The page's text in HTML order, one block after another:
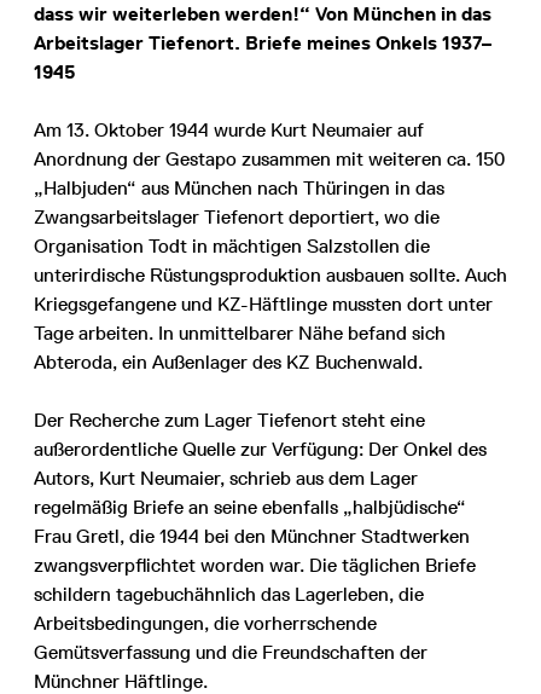
dass wir weiterleben werden!“ Von München in das
Arbeitslager Tiefenort. Briefe meines Onkels 1937–
1945
Am 13. Oktober 1944 wurde Kurt Neumaier auf
Anordnung der Gestapo zusammen mit weiteren ca. 150
„Halbjuden“ aus München nach Thüringen in das
Zwangsarbeitslager Tiefenort deportiert, wo die
Organisation Todt in mächtigen Salzstollen die
unterirdische Rüstungsproduktion ausbauen sollte. Auch
Kriegsgefangene und KZ-Häftlinge mussten dort unter
Tage arbeiten. In unmittelbarer Nähe befand sich
Abteroda, ein Außenlager des KZ Buchenwald.
Der Recherche zum Lager Tiefenort steht eine
außerordentliche Quelle zur Verfügung: Der Onkel des
Autors, Kurt Neumaier, schrieb aus dem Lager
regelmäßig Briefe an seine ebenfalls „halbjüdische“
Frau Gretl, die 1944 bei den Münchner Stadtwerken
zwangsverpflichtet worden war. Die täglichen Briefe
schildern tagebuchähnlich das Lagerleben, die
Arbeitsbedingungen, die vorherrschende
Gemütsverfassung und die Freundschaften der
Münchner Häftlinge.